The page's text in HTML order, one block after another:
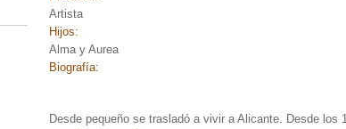
Artista
Hijos:
Alma y Aurea
Biografía:
Desde pequeño se trasladó a vivir a Alicante. Desde los